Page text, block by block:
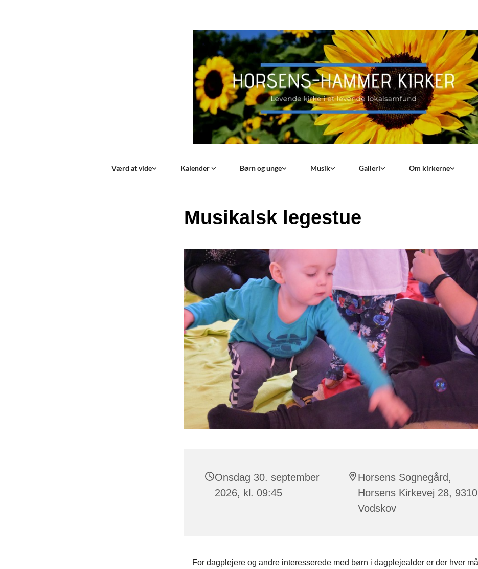
Værd at vide Kalender Børn og unge Musik Galleri Om kirkerne
Musikalsk legestue
Onsdag 30. september
2026, kl. 09:45
Horsens Sognegård,
Horsens Kirkevej 28, 9310
Vodskov
For dagplejere og andre interesserede med børn i dagplejealder er der hver